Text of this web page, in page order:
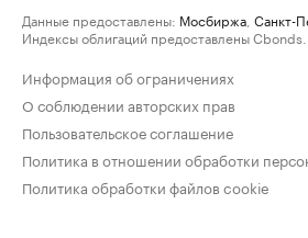
Данные предоставлены: Мосбиржа Санкт-
Индексы облигаций предоставлены Cbonds.
Информация об ограничениях
О соблюдении авторских прав
Пользовательское соглашение
Политика в отношении обработки
Политика обработки файлов cookie